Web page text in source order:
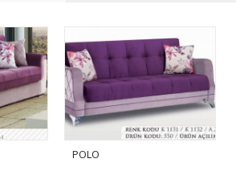
POLO